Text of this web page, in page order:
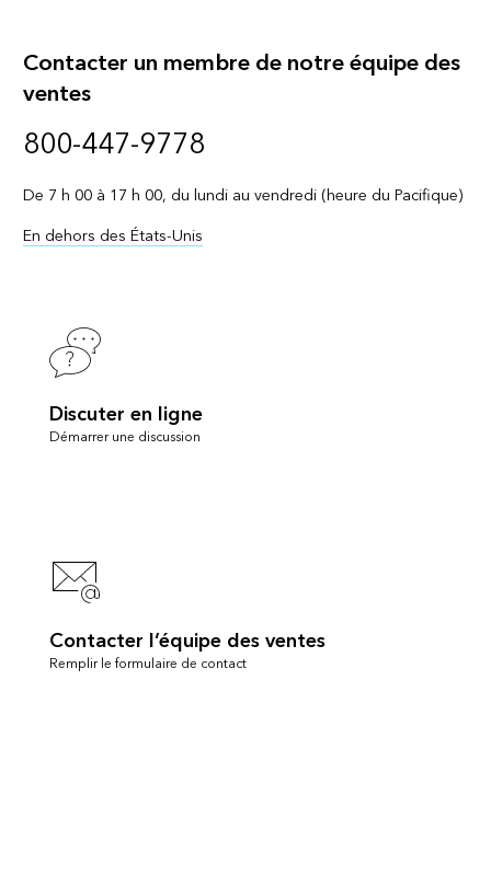
Contacter un membre de notre équipe des
ventes
800-447-9778
De 7 h 00 à 17 h 00, du lundi au vendredi (heure du Pacifique)
En dehors des États-Unis
Discuter en ligne
Démarrer une discussion
Contacter l’équipe des ventes
Remplir le formulaire de contact